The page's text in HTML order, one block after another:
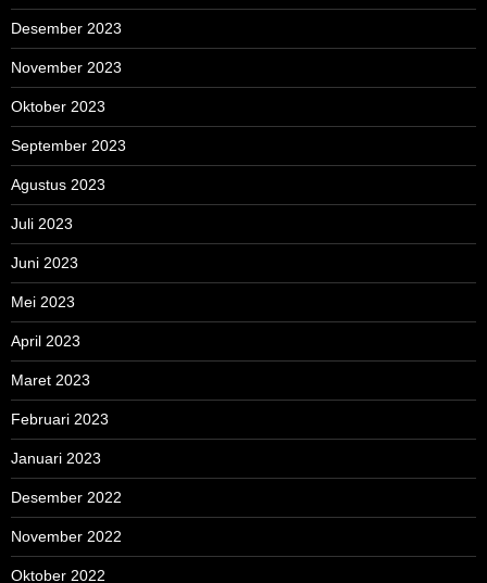
Desember 2023
November 2023
Oktober 2023
September 2023
Agustus 2023
Juli 2023
Juni 2023
Mei 2023
April 2023
Maret 2023
Februari 2023
Januari 2023
Desember 2022
November 2022
Oktober 2022